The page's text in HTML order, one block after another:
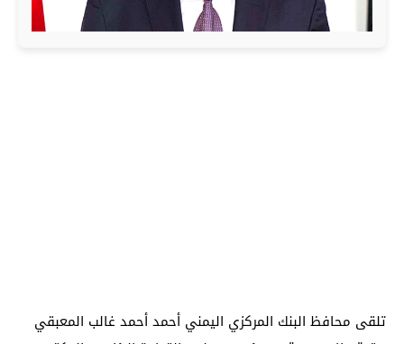
تلقى محافظ البنك المركزي اليمني أحمد أحمد غالب المعبقي